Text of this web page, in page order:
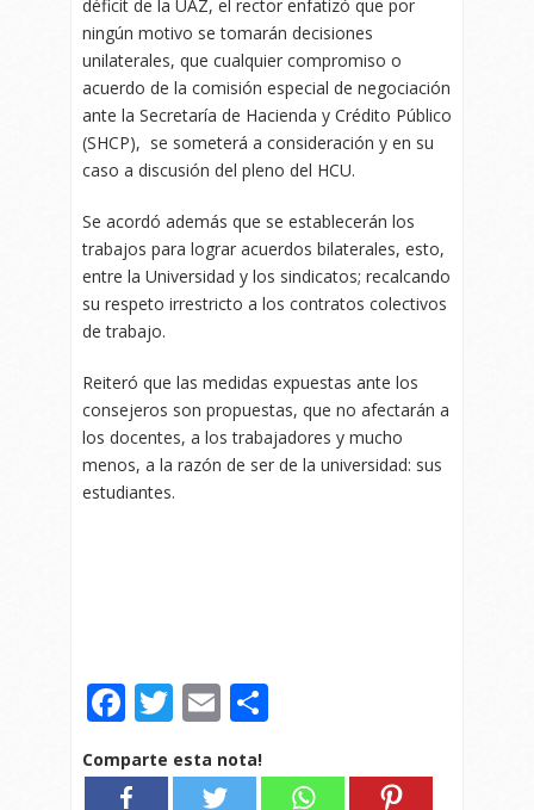
déficit de la UAZ, el rector enfatizó que por
ningún motivo se tomarán decisiones
unilaterales, que cualquier compromiso o
acuerdo de la comisión especial de negociación
ante la Secretaría de Hacienda y Crédito Público
(SHCP), se someterá a consideración y en su
caso a discusión del pleno del HCU.
Se acordó además que se establecerán los
trabajos para lograr acuerdos bilaterales, esto,
entre la Universidad y los sindicatos; recalcando
su respeto irrestricto a los contratos colectivos
de trabajo.
Reiteró que las medidas expuestas ante los
consejeros son propuestas, que no afectarán a
los docentes, a los trabajadores y mucho
menos, a la razón de ser de la universidad: sus
estudiantes.
Facebook
Twitter
Email
Comparte esta nota!